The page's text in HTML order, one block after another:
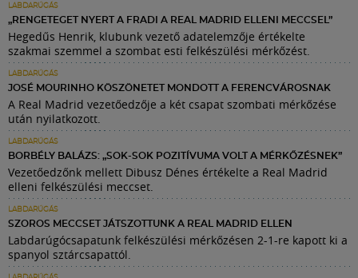
LABDARÚGÁS
„RENGETEGET NYERT A FRADI A REAL MADRID ELLENI MECCSEL”
Hegedűs Henrik, klubunk vezető adatelemzője értékelte
szakmai szemmel a szombat esti felkészülési mérkőzést.
LABDARÚGÁS
JOSÉ MOURINHO KÖSZÖNETET MONDOTT A FERENCVÁROSNAK
A Real Madrid vezetőedzője a két csapat szombati mérkőzése
után nyilatkozott.
LABDARÚGÁS
BORBÉLY BALÁZS: „SOK-SOK POZITÍVUMA VOLT A MÉRKŐZÉSNEK”
Vezetőedzőnk mellett Dibusz Dénes értékelte a Real Madrid
elleni felkészülési meccset.
LABDARÚGÁS
SZOROS MECCSET JÁTSZOTTUNK A REAL MADRID ELLEN
Labdarúgócsapatunk felkészülési mérkőzésen 2-1-re kapott ki a
spanyol sztárcsapattól.